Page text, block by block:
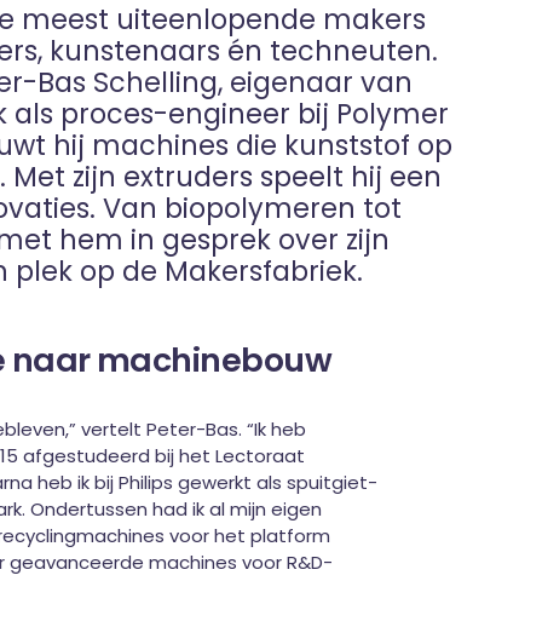
meest uiteenlopende makers
kunstenaars én techneuten.
Bas Schelling, eigenaar van
als proces-engineer bij Polymer
hij machines die kunststof op
zijn extruders speelt hij een
Van biopolymeren tot
hem in gesprek over zijn
op de Makersfabriek.
naar machinebouw
vertelt Peter-Bas. “Ik heb
afgestudeerd bij het Lectoraat
heb ik bij Philips gewerkt als spuitgiet-
Ondertussen had ik al mijn eigen
voor het platform
geavanceerde machines voor R&D-